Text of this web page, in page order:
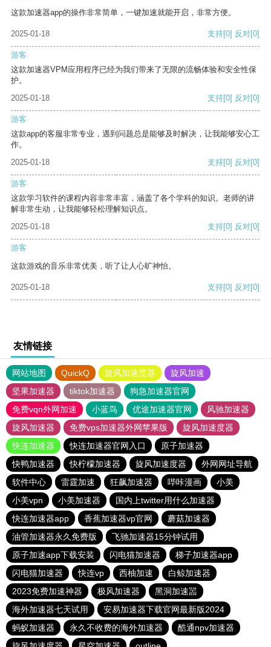
这款加速器app的操作非常简单，一键加速就能开启，非常方便。
2025-01-18 支持[0] 反对[0]
游客
这款加速器VPM应用程序已经为我们带来了无限的流畅体验和安全性保
护。
2025-01-18
支持[0] 反对[0]
游客
这款app的客服非常专业，遇到问题总是能够及时解决，让我能够安心工
作。
2025-01-18
支持[0] 反对[0]
游客
这款学习软件的课程内容非常丰富，涵盖了各个学科的知识。老师的讲
解非常生动，让我能够轻松理解知识点。
2025-01-18
支持[0] 反对[0]
游客
这款游戏的音乐非常优美，听了让人心旷神怡。
2025-01-18 支持[0] 反对[0]
友情链接
网站地图 QuickQ 旋风加速度器
旋风加速
坚果加速器
tiktok加速器
狗急加速器官网
免费vqn外网加速
小蓝鸟 优途加速器官网
风驰加速器
旋风加速器
免费vps加速器外网苹果版
旋风加速度器
快连加速器
快连加速器官网入口
原子加速器
快鸭加速器
快柠檬加速器 旋风加速度器
外网网址导航
软件中心
雷霆加速 狂飙加速器 哔咔漫画
小美
小美vpn
小美加速器
国内上twitter用什么加速器
快连加速器app
香蕉加速器vp官网
蘑菇加速器
油管加速器永久免费版
飞驰加速器15分钟试用
原子加速app下载安装
闪电猫加速器
梯子加速器app
闪电猫加速器
快连vp 西柚加速
白鲸加速器
2023免费加速神器
极风加速器
黑洞加速噐
海外加速器七天试用
安易加速器下载官网最新版2024
蚂蚁加速器
永久不收费的海外加速器
酷通npv加速器